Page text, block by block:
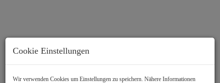
Cookie Einstellungen
Wir verwenden Cookies um Einstellungen zu speichern. Nähere Informationen